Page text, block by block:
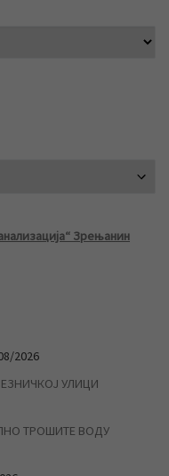
Зрењанин
2026
УЛИЦИ
ТРОШИТЕ ВОДУ